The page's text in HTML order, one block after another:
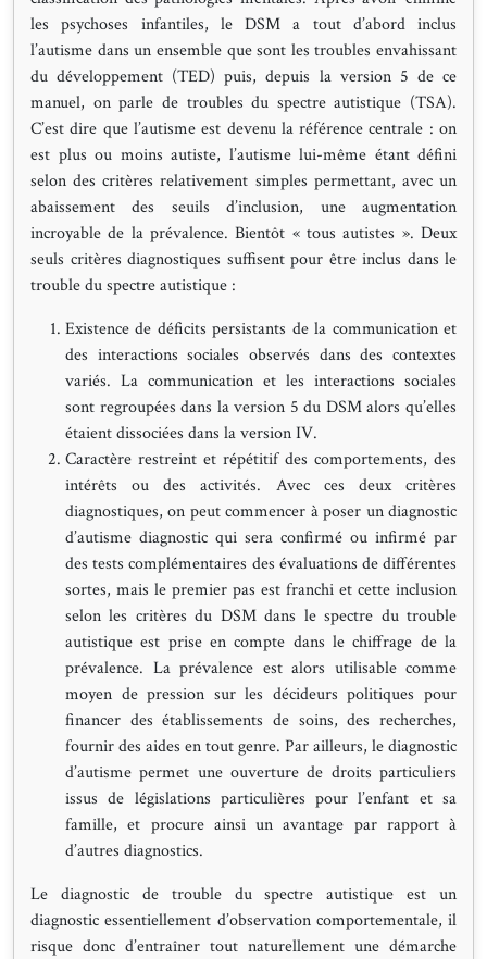
les psychoses infantiles, le DSM a tout d’abord inclus
l’autisme dans un ensemble que sont les troubles envahissant
du développement (TED) puis, depuis la version 5 de ce
manuel, on parle de troubles du spectre autistique (TSA).
C’est dire que l’autisme est devenu la référence centrale : on
est plus ou moins autiste, l’autisme lui-même étant défini
selon des critères relativement simples permettant, avec un
abaissement des seuils d’inclusion, une augmentation
incroyable de la prévalence. Bientôt « tous autistes ». Deux
seuls critères diagnostiques suffisent pour être inclus dans le
trouble du spectre autistique :
Existence de déficits persistants de la communication et
des interactions sociales observés dans des contextes
variés. La communication et les interactions sociales
sont regroupées dans la version 5 du DSM alors qu’elles
étaient dissociées dans la version IV.
Caractère restreint et répétitif des comportements, des
intérêts ou des activités. Avec ces deux critères
diagnostiques, on peut commencer à poser un diagnostic
d’autisme diagnostic qui sera confirmé ou infirmé par
des tests complémentaires des évaluations de différentes
sortes, mais le premier pas est franchi et cette inclusion
selon les critères du DSM dans le spectre du trouble
autistique est prise en compte dans le chiffrage de la
prévalence. La prévalence est alors utilisable comme
moyen de pression sur les décideurs politiques pour
financer des établissements de soins, des recherches,
fournir des aides en tout genre. Par ailleurs, le diagnostic
d’autisme permet une ouverture de droits particuliers
issus de législations particulières pour l’enfant et sa
famille, et procure ainsi un avantage par rapport à
d’autres diagnostics.
Le diagnostic de trouble du spectre autistique est un
diagnostic essentiellement d’observation comportementale, il
risque donc d’entraîner tout naturellement une démarche